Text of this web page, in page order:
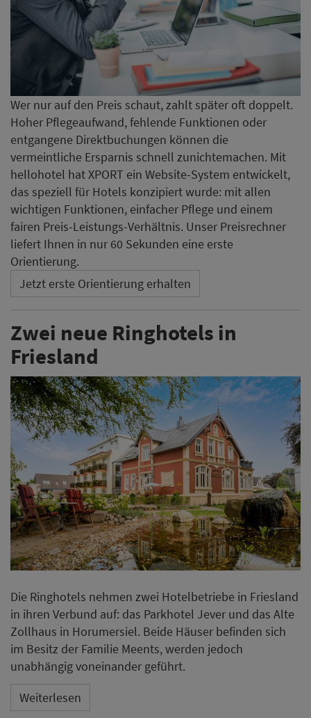
Wer nur auf den Preis schaut, zahlt später oft doppelt.
Hoher Pflegeaufwand, fehlende Funktionen oder
entgangene Direktbuchungen können die
vermeintliche Ersparnis schnell zunichtemachen. Mit
hellohotel hat XPORT ein Website-System entwickelt,
das speziell für Hotels konzipiert wurde: mit allen
wichtigen Funktionen, einfacher Pflege und einem
fairen Preis-Leistungs-Verhältnis. Unser Preisrechner
liefert Ihnen in nur 60 Sekunden eine erste
Orientierung.
Jetzt erste Orientierung erhalten
Zwei neue Ringhotels in
Friesland
Die Ringhotels nehmen zwei Hotelbetriebe in Friesland
in ihren Verbund auf: das Parkhotel Jever und das Alte
Zollhaus in Horumersiel. Beide Häuser befinden sich
im Besitz der Familie Meents, werden jedoch
unabhängig voneinander geführt.
Weiterlesen